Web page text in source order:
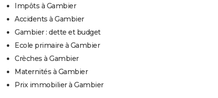
Impôts à Gambier
Accidents à Gambier
Gambier : dette et budget
Ecole primaire à Gambier
Crèches à Gambier
Maternités à Gambier
Prix immobilier à Gambier